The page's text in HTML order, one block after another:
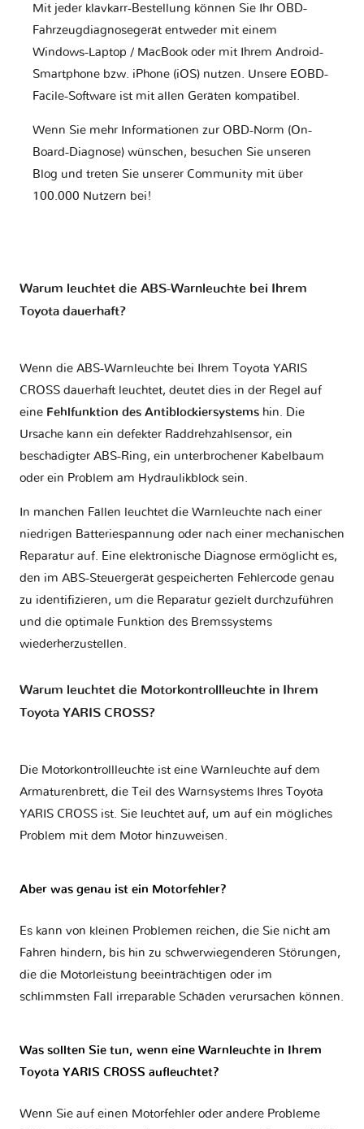
Mit jeder klavkarr-Bestellung können Sie Ihr OBD-
Fahrzeugdiagnosegerät entweder mit einem
Windows-Laptop / MacBook oder mit Ihrem Android-
Smartphone bzw. iPhone (iOS) nutzen. Unsere EOBD-
Facile-Software ist mit allen Geräten kompatibel.
Wenn Sie mehr Informationen zur OBD-Norm (On-
Board-Diagnose) wünschen, besuchen Sie unseren
Blog und treten Sie unserer Community mit über
100.000 Nutzern bei!
Warum leuchtet die ABS-Warnleuchte bei Ihrem
Toyota dauerhaft?
Wenn die ABS-Warnleuchte bei Ihrem Toyota YARIS
CROSS dauerhaft leuchtet, deutet dies in der Regel auf
eine Fehlfunktion des Antiblockiersystems hin. Die
Ursache kann ein defekter Raddrehzahlsensor, ein
beschädigter ABS-Ring, ein unterbrochener Kabelbaum
oder ein Problem am Hydraulikblock sein.
In manchen Fällen leuchtet die Warnleuchte nach einer
niedrigen Batteriespannung oder nach einer mechanischen
Reparatur auf. Eine elektronische Diagnose ermöglicht es,
den im ABS-Steuergerät gespeicherten Fehlercode genau
zu identifizieren, um die Reparatur gezielt durchzuführen
und die optimale Funktion des Bremssystems
wiederherzustellen.
Warum leuchtet die Motorkontrollleuchte in Ihrem
Toyota YARIS CROSS?
Die Motorkontrollleuchte ist eine Warnleuchte auf dem
Armaturenbrett, die Teil des Warnsystems Ihres Toyota
YARIS CROSS ist. Sie leuchtet auf, um auf ein mögliches
Problem mit dem Motor hinzuweisen.
Aber was genau ist ein Motorfehler?
Es kann von kleinen Problemen reichen, die Sie nicht am
Fahren hindern, bis hin zu schwerwiegenderen Störungen,
die die Motorleistung beeinträchtigen oder im
schlimmsten Fall irreparable Schäden verursachen können.
Was sollten Sie tun, wenn eine Warnleuchte in Ihrem
Toyota YARIS CROSS aufleuchtet?
Wenn Sie auf einen Motorfehler oder andere Probleme